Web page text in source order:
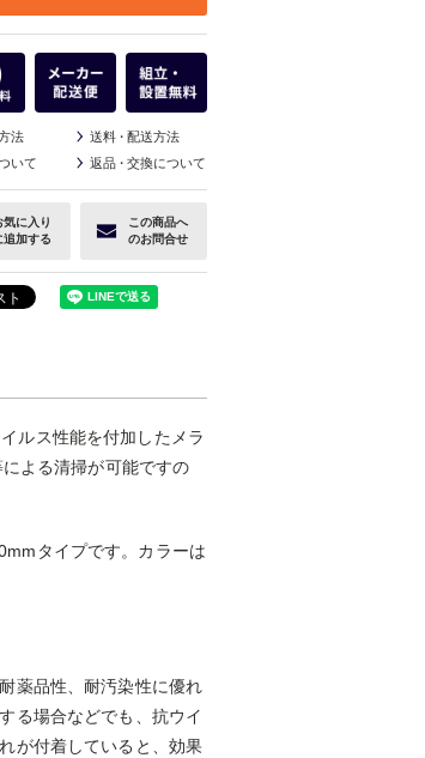
法 送料・配送方法
いて
返品・交換について
気に入り
追加する
この商品へ
のお問合せ
ルス性能を付加したメラ
よる清掃が可能ですの
タイプです。カラーは
薬品性、耐汚染性に優れ
る場合などでも、抗ウイ
が付着していると、効果